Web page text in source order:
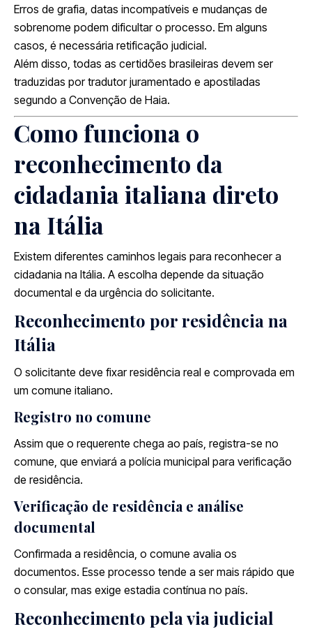
Erros de grafia, datas incompatíveis e mudanças de
sobrenome podem dificultar o processo. Em alguns
casos, é necessária retificação judicial.
Além disso, todas as certidões brasileiras devem ser
traduzidas por tradutor juramentado e apostiladas
segundo a Convenção de Haia.
Como funciona o
reconhecimento da
cidadania italiana direto
na Itália
Existem diferentes caminhos legais para reconhecer a
cidadania na Itália. A escolha depende da situação
documental e da urgência do solicitante.
Reconhecimento por residência na
Itália
O solicitante deve fixar residência real e comprovada em
um comune italiano.
Registro no comune
Assim que o requerente chega ao país, registra-se no
comune, que enviará a polícia municipal para verificação
de residência.
Verificação de residência e análise
documental
Confirmada a residência, o comune avalia os
documentos. Esse processo tende a ser mais rápido que
o consular, mas exige estadia contínua no país.
Reconhecimento pela via judicial